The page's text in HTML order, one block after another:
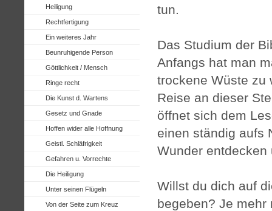
Heiligung
Rechtfertigung
Ein weiteres Jahr
Beunruhigende Person
Göttlichkeit / Mensch
Ringe recht
Die Kunst d. Wartens
Gesetz und Gnade
Hoffen wider alle Hoffnung
Geistl. Schläfrigkeit
Gefahren u. Vorrechte
Die Heiligung
Unter seinen Flügeln
Von der Seite zum Kreuz
tun.
Das Studium der
Anfangs hat man
trockene Wüste zu
Reise an dieser
öffnet sich dem
einen ständig aufs
Wunder
Willst du dich auf
begeben? Je